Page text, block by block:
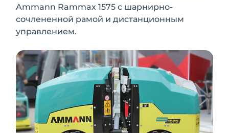
Ammann Rammax 1575 с шарнирно-
сочлененной рамой и дистанционным
управлением.